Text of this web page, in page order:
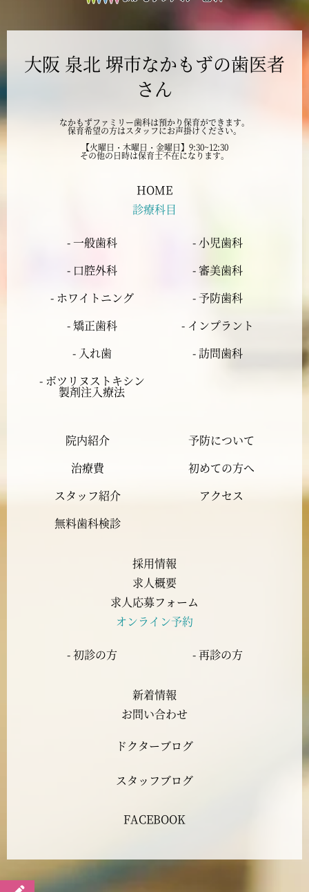
2024年9月
2024年8月
2024年7月
2024年5月
2024年2月
2023年11月
2023年8月
2023年7月
2023年4月
2023年3月
2023年2月
2023年1月
2022年12月
大阪 泉北 堺市なかもずの歯医者
さん
なかもずファミリー歯科は預かり保育ができます。
保育希望の方はスタッフにお声掛けください。
【火曜日・木曜日・金曜日】9:30~12:30
その他の日時は保育士不在になります。
HOME
診療科目
- 一般歯科
- 小児歯科
- 口腔外科
- 審美歯科
- ホワイトニング
- 予防歯科
- 矯正歯科
- インプラント
- 入れ歯
- 訪問歯科
- ボツリヌストキシン
製剤注入療法
院内紹介
予防について
治療費
初めての方へ
スタッフ紹介
アクセス
無料歯科検診
採用情報
求人概要
求人応募フォーム
オンライン予約
- 初診の方 - 再診の方
新着情報
お問い合わせ
ドクターブログ
スタッフブログ
FACEBOOK